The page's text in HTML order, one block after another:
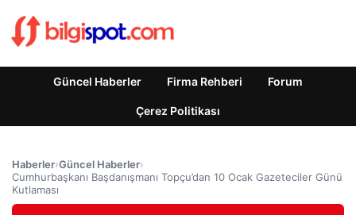
Güncel Haberler Firma Rehberi Forum
Çerez Politikası
Haberler›Güncel Haberler›
Cumhurbaşkanı Başdanışmanı Topçu’dan 10 Ocak Gazeteciler Günü
Kutlaması